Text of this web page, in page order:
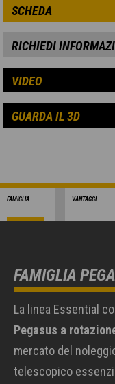
SCHEDA
RICHIEDI
VIDEO
GUARDA IL 3D
FAMIGLIA VANTAGGI
FAMIGLIA
La linea Essential
Pegasus a
mercato del
telescopico